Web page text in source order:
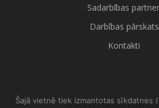
Sadarbības
Darbības pārskats
Kontakti
Šajā vietnē tiek izmantotas sīkdatnes